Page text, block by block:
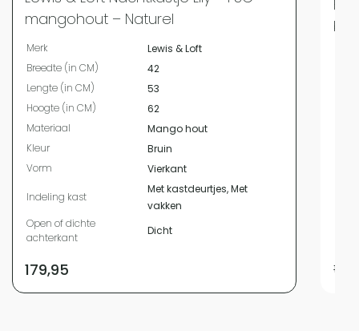
mangohout – Naturel
Merk
Lewis & Loft
Breedte (in CM)
42
Lengte (in CM)
53
Hoogte (in CM)
62
Materiaal
Mango hout
Kleur
Bruin
Vorm
Vierkant
Indeling kast
Met kastdeurtjes, Met
vakken
Open of dichte
achterkant
Dicht
179,95